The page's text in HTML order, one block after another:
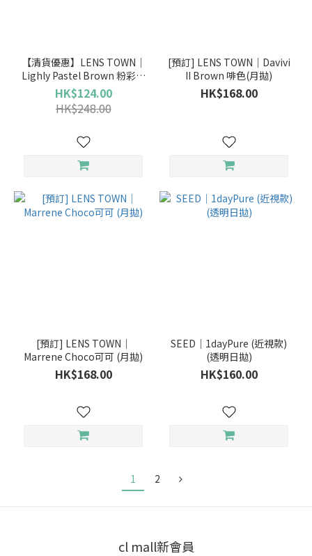
【清貨優惠】LENS TOWN｜
Lighly Pastel Brown 粉彩啡
(日拋)
HK$124.00
HK$248.00
[預訂] LENS TOWN｜Davivi
II Brown 啡色(月拋)
HK$168.00
[預訂] LENS TOWN｜
Marrene Choco可可 (月拋)
HK$168.00
SEED｜1dayPure (近視款)
(透明日拋)
HK$160.00
1 2
cl mall新會員